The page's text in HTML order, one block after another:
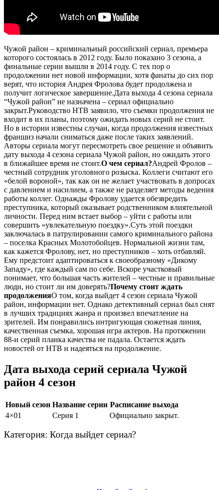
Чужой район – криминальный российский сериал, премьера
которого состоялась в 2012 году. Было показано 3 сезона, а
финальные серии вышли в 2014 году. С тех пор о
продолжении нет новой информации, хотя фанаты до сих пор
верят, что история Андрея Фролова будет продолжена и
получит логическое завершение.Дата выхода 4 сезона сериала
“Чужой район” не назначена – сериал официально
закрыт.Руководство НТВ заявило, что съемки продолжения не
входит в их планы, поэтому ожидать новых серий не стоит.
Но в истории известны случаи, когда продолжения известных
франшиз начали сниматься даже после таких заявлений.
Авторы сериала могут пересмотреть свое решение и объявить
дату выхода 4 сезона сериала Чужой район, но ожидать этого
в ближайшее время не стоит.О чем сериал?Андрей Фролов –
честный сотрудник уголовного розыска. Коллеги считают его
«белой вороной», так как он не желает участвовать в допросах
с давлением и насилием, а также не разделяет методы ведения
работы коллег. Однажды Фролову удается обезвредить
преступника, который оказывает родственником влиятельной
личности. Перед ним встает выбор – уйти с работы или
совершить «увлекательную поездку».Суть этой поездки
заключалась в патрулировании самого криминального района
– поселка Красных Молотобойцев. Нормальной жизни там,
как кажется Фролову, нет, но преступников – хоть отбавляй.
Ему предстоит адаптироваться к своеобразному «Дикому
Западу», где каждый сам по себе. Вскоре участковый
понимает, что большая часть жителей – честные и правильные
люди, но стоит ли им доверять?Почему стоит ждать
продолженияО том, когда выйдет 4 сезон сериала Чужой
район, информации нет. Однако детективный сериал был снят
в лучших традициях жанра и произвел впечатление на
зрителей. Им понравились интригующая сюжетная линия,
качественная съемка, хорошая игра актеров. На протяжении
88-и серий планка качества не падала. Остается ждать
новостей от НТВ и надеяться на продолжение.
Дата выхода серий сериала Чужой
район 4 сезон
Новый сезон Название серии Расписание выхода
4×01
Серия 1 Официально закрыт.
Категория: Когда выйдет сериал?